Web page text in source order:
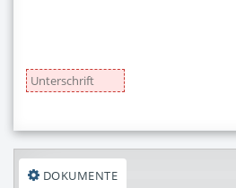
DOKUMENTE